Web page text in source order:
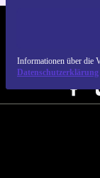
Informationen über die
Datenschutzerklärung